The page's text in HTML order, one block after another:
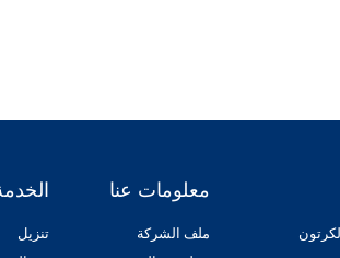
معلومات عنا
ملف الشركة
تنزيل